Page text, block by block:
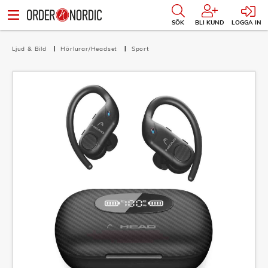
SÖK BLI KUND LOGGA IN
Ljud & Bild Hörlurar/Headset Sport